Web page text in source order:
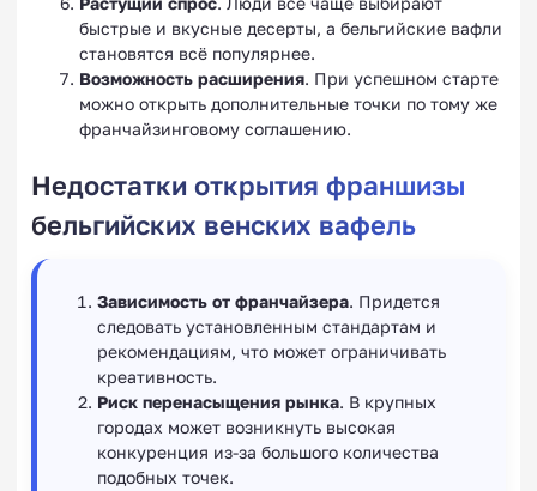
быстрые и вкусные десерты, а бельгийские вафли
становятся всё популярнее.
Возможность расширения. При успешном старте
можно открыть дополнительные точки по тому же
франчайзинговому соглашению.
Недостатки открытия франшизы
бельгийских венских вафель
Зависимость от франчайзера. Придется
следовать установленным стандартам и
рекомендациям, что может ограничивать
креативность.
Риск перенасыщения рынка. В крупных
городах может возникнуть высокая
конкуренция из-за большого количества
подобных точек.